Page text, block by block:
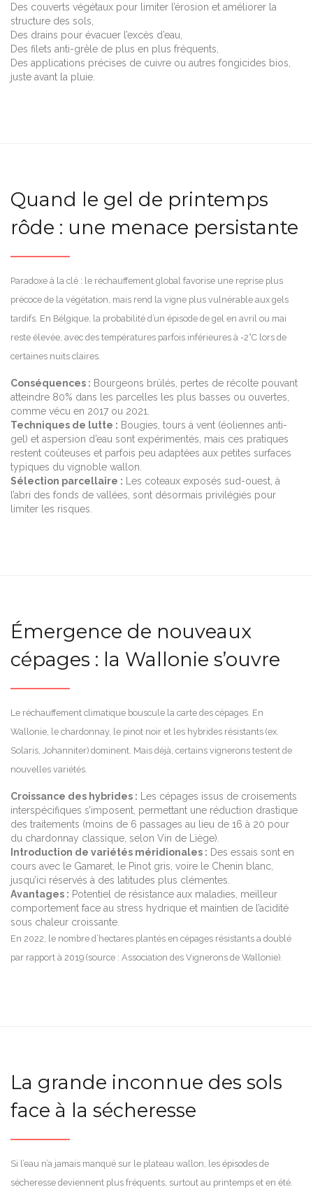
Des couverts végétaux pour limiter l’érosion et améliorer la
structure des sols,
Des drains pour évacuer l’excès d’eau,
Des filets anti-grêle de plus en plus fréquents,
Des applications précises de cuivre ou autres fongicides bios,
juste avant la pluie.
Quand le gel de printemps
rôde : une menace persistante
Paradoxe à la clé : le réchauffement global favorise une reprise plus
précoce de la végétation, mais rend la vigne plus vulnérable aux gels
tardifs. En Bélgique, la probabilité d’un épisode de gel en avril ou mai
reste élevée, avec des températures parfois inférieures à -2°C lors de
certaines nuits claires.
Conséquences : Bourgeons brûlés, pertes de récolte pouvant
atteindre 80% dans les parcelles les plus basses ou ouvertes,
comme vécu en 2017 ou 2021.
Techniques de lutte : Bougies, tours à vent (éoliennes anti-
gel) et aspersion d’eau sont expérimentés, mais ces pratiques
restent coûteuses et parfois peu adaptées aux petites surfaces
typiques du vignoble wallon.
Sélection parcellaire : Les coteaux exposés sud-ouest, à
l’abri des fonds de vallées, sont désormais privilégiés pour
limiter les risques.
Émergence de nouveaux
cépages : la Wallonie s’ouvre
Le réchauffement climatique bouscule la carte des cépages. En
Wallonie, le chardonnay, le pinot noir et les hybrides résistants (ex.
Solaris, Johanniter) dominent. Mais déjà, certains vignerons testent de
nouvelles variétés.
Croissance des hybrides : Les cépages issus de croisements
interspécifiques s’imposent, permettant une réduction drastique
des traitements (moins de 6 passages au lieu de 16 à 20 pour
du chardonnay classique, selon Vin de Liège).
Introduction de variétés méridionales : Des essais sont en
cours avec le Gamaret, le Pinot gris, voire le Chenin blanc,
jusqu’ici réservés à des latitudes plus clémentes.
Avantages : Potentiel de résistance aux maladies, meilleur
comportement face au stress hydrique et maintien de l’acidité
sous chaleur croissante.
En 2022, le nombre d’hectares plantés en cépages résistants a doublé
par rapport à 2019 (source : Association des Vignerons de Wallonie).
La grande inconnue des sols
face à la sécheresse
Si l’eau n’a jamais manqué sur le plateau wallon, les épisodes de
sécheresse deviennent plus fréquents, surtout au printemps et en été.